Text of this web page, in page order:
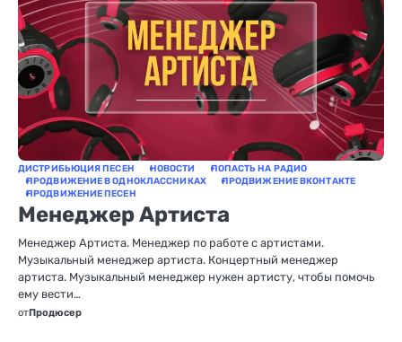
ДИСТРИБЬЮЦИЯ ПЕСЕН НОВОСТИ
ПОПАСТЬ НА РАДИО
ПРОДВИЖЕНИЕ В ОДНОКЛАССНИКАХ
ПРОДВИЖЕНИЕ ВКОНТАКТЕ
ПРОДВИЖЕНИЕ ПЕСЕН
Менеджер Артиста
Менеджер Артиста. Менеджер по работе с артистами.
Музыкальный менеджер артиста. Концертный менеджер
артиста. Музыкальный менеджер нужен артисту, чтобы помочь
ему вести…
отПродюсер